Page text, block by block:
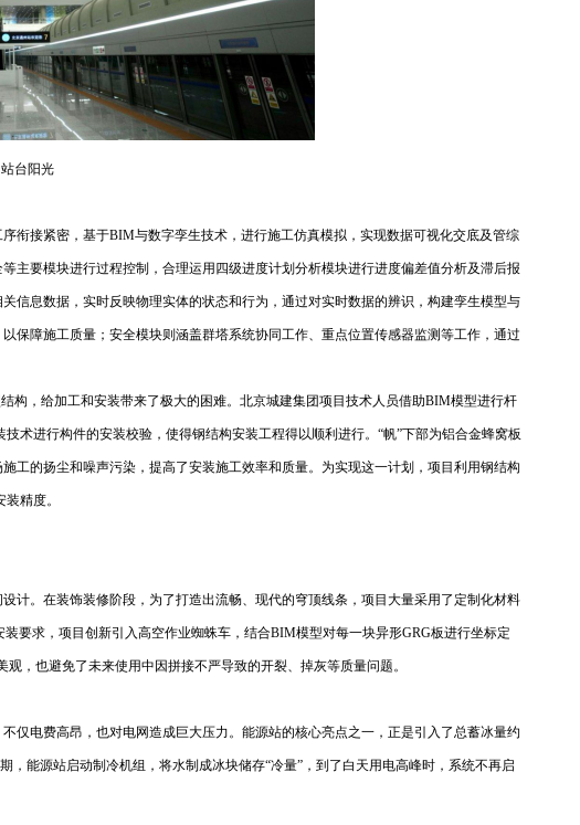
站台阳光
衔接紧密，基于BIM与数字孪生技术，进行施工仿真模拟，实现数据可视化交底及管综
主要模块进行过程控制，合理运用四级进度计划分析模块进行进度偏差值分析及滞后报
信息数据，实时反映物理实体的状态和行为，通过对实时数据的辨识，构建孪生模型与
保障施工质量；安全模块则涵盖群塔系统协同工作、重点位置传感器监测等工作，通过
构，给加工和安装带来了极大的困难。北京城建集团项目技术人员借助BIM模型进行杆
术进行构件的安装校验，使得钢结构安装工程得以顺利进行。“帆”下部为铝合金蜂窝板
工的扬尘和噪声污染，提高了安装施工效率和质量。为实现这一计划，项目利用钢结构
精度。
计。在装饰装修阶段，为了打造出流畅、现代的穹顶线条，项目大量采用了定制化材料
要求，项目创新引入高空作业蜘蛛车，结合BIM模型对每一块异形GRG板进行坐标定
，也避免了未来使用中因拼接不严导致的开裂、掉灰等质量问题。
仅电费高昂，也对电网造成巨大压力。能源站的核心亮点之一，正是引入了总蓄冰量约
，能源站启动制冷机组，将水制成冰块储存“冷量”，到了白天用电高峰时，系统不再启